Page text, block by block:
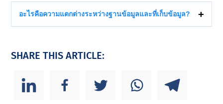
อะไรคือความแตกต่างระหว่างฐานข้อมูลและที่เก็บข้อมูล?
SHARE THIS ARTICLE: